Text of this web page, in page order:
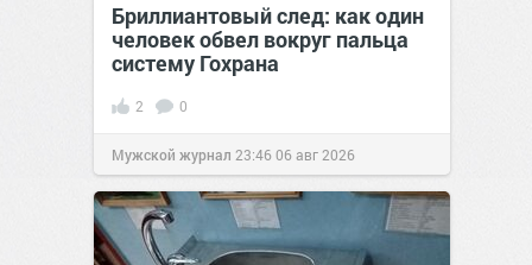
Бриллиантовый след: как один
человек обвел вокруг пальца
систему Гохрана
2 0
Мужской журнал 23:4606 авг 2026